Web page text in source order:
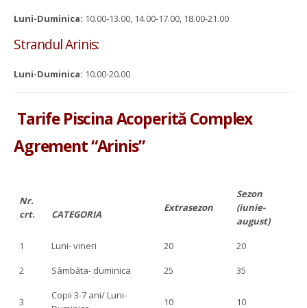
Luni-Duminica: 10.00-13.00, 14.00-17.00, 18.00-21.00
Strandul Arinis:
Luni-Duminica: 10.00-20.00
Tarife Piscina Acoperită Complex
Agrement “Arinis”
Nr.
crt.
CATEGORIA
Extrasezon
Sezon
(iunie-
august)
1
Luni- vineri 20
20
2
Sâmbăta- duminica 25 35
3
Copii 3-7 ani/ Luni-
10 10